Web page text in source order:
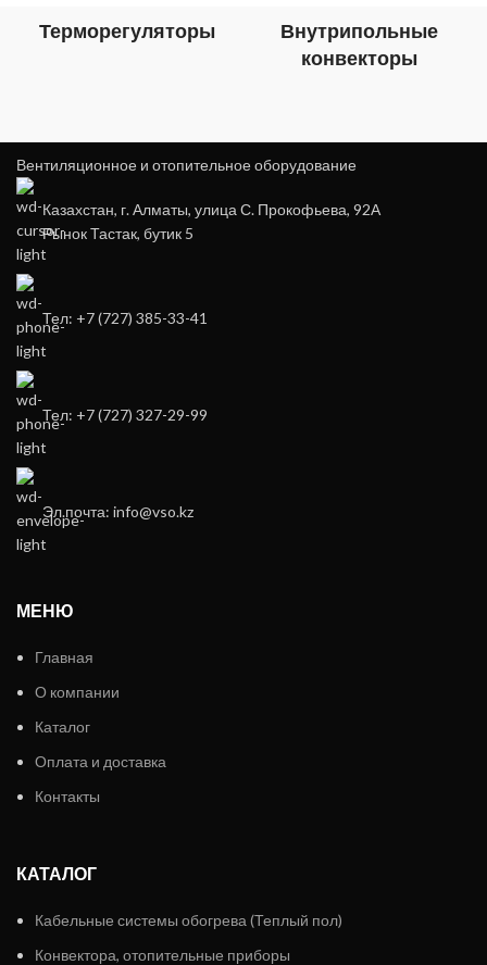
Терморегуляторы
Внутрипольные
конвекторы
Вентиляционное и отопительное оборудование
Казахстан, г. Алматы, улица С. Прокофьева, 92А
Рынок Тастак, бутик 5
Тел: +7 (727) 385-33-41
Тел: +7 (727) 327-29-99
Эл.почта: info@vso.kz
МЕНЮ
Главная
О компании
Каталог
Оплата и доставка
Контакты
КАТАЛОГ
Кабельные системы обогрева (Теплый пол)
Конвектора, отопительные приборы